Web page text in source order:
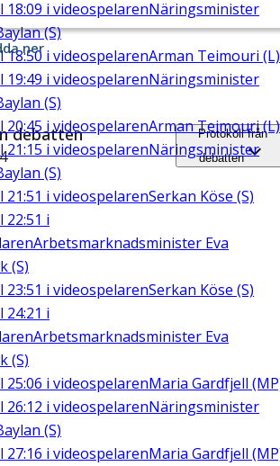
18:09 i videospelarenNäringsminister
(S)
18:50 i videospelarenArman Teimouri (L)
19:49 i videospelarenNäringsminister
(S)
20:45 i videospelarenArman Teimouri (L)
21:15 i videospelarenNäringsminister
(S)
21:51 i videospelarenSerkan Köse (S)
22:51 i
Arbetsmarknadsminister Eva
(S)
23:51 i videospelarenSerkan Köse (S)
24:21 i
Arbetsmarknadsminister Eva
(S)
25:06 i videospelarenMaria Gardfjell
26:12 i videospelarenNäringsminister
(S)
27:16 i videospelarenMaria Gardfjell
ner
debatten
Protokoll från
debatten